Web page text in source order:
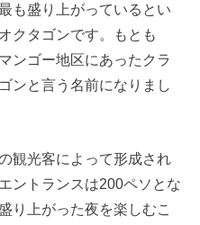
も盛り上がっているとい
クタゴンです。もとも
ンゴー地区にあったクラ
ンと言う名前になりまし
観光客によって形成され
ントランスは200ペソとな
り上がった夜を楽しむこ